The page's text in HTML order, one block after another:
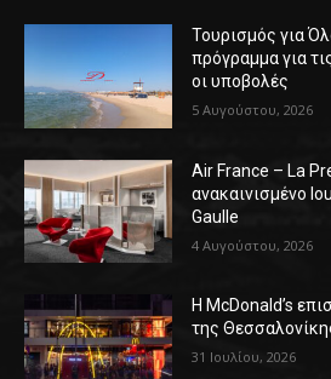
Τουρισμός για
πρόγραμμα για
οι υποβολές
5 Αυγούστου, 2026
Air France – La
ανακαινισμένο
Gaulle
4 Αυγούστου, 2026
Η McDonald’s
της
31 Ιουλίου, 2026